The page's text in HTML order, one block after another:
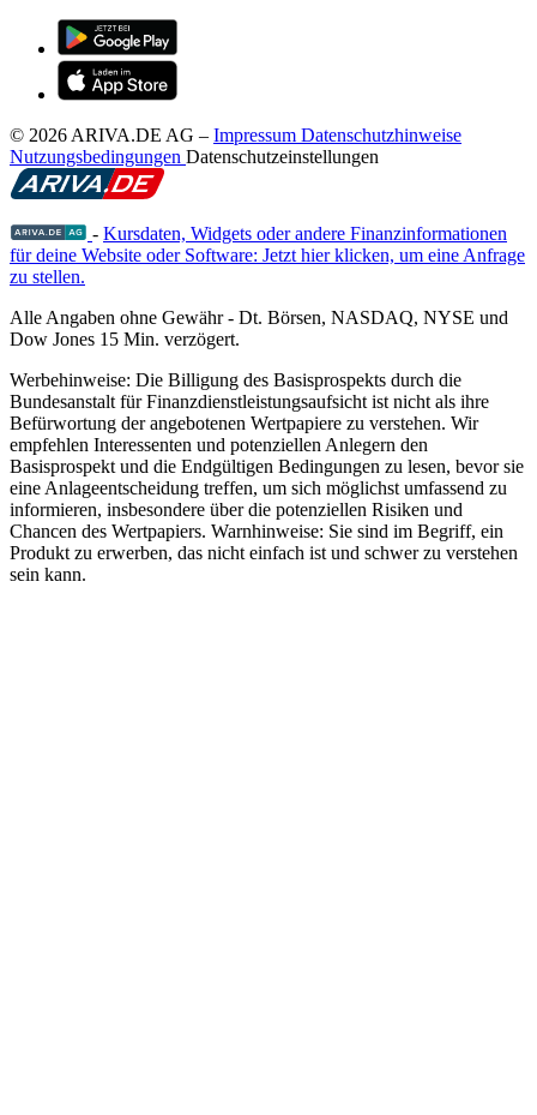
© 2026 ARIVA.DE AG – Impressum Datenschutzhinweise
Nutzungsbedingungen Datenschutzeinstellungen
- Kursdaten, Widgets oder andere Finanzinformationen
für deine Website oder Software: Jetzt hier klicken, um eine Anfrage
zu stellen.
Alle Angaben ohne Gewähr - Dt. Börsen, NASDAQ, NYSE und
Dow Jones 15 Min. verzögert.
Werbehinweise: Die Billigung des Basisprospekts durch die
Bundesanstalt für Finanzdienstleistungsaufsicht ist nicht als ihre
Befürwortung der angebotenen Wertpapiere zu verstehen. Wir
empfehlen Interessenten und potenziellen Anlegern den
Basisprospekt und die Endgültigen Bedingungen zu lesen, bevor sie
eine Anlageentscheidung treffen, um sich möglichst umfassend zu
informieren, insbesondere über die potenziellen Risiken und
Chancen des Wertpapiers. Warnhinweise: Sie sind im Begriff, ein
Produkt zu erwerben, das nicht einfach ist und schwer zu verstehen
sein kann.